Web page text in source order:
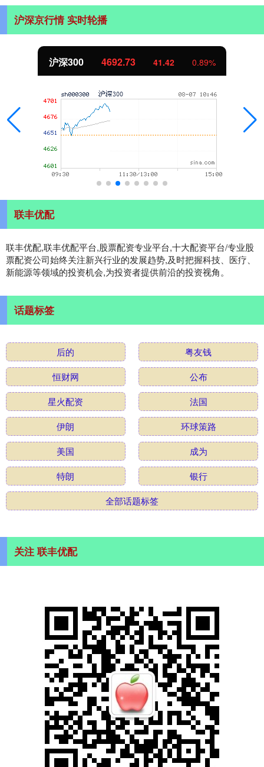
沪深京行情 实时轮播
沪深300 4692.73 41.42 0.89%
联丰优配
联丰优配,联丰优配平台,股票配资专业平台,十大配资平台/专业股
票配资公司始终关注新兴行业的发展趋势,及时把握科技、医疗、
新能源等领域的投资机会,为投资者提供前沿的投资视角。
话题标签
后的
粤友钱
恒财网
公布
星火配资
法国
伊朗
环球策路
美国
成为
特朗
银行
全部话题标签
关注 联丰优配